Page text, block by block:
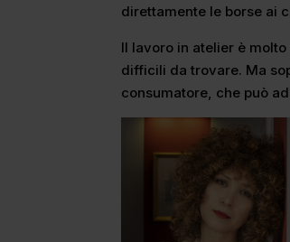
direttamente le borse ai
Il lavoro in atelier è
difficili da trovare. Ma
consumatore, che può